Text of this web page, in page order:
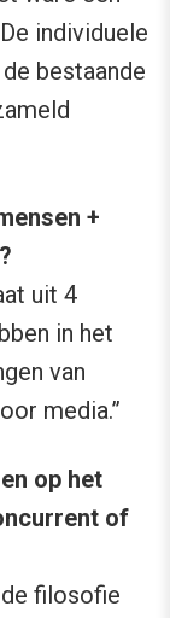
individuele
bestaande
+
uit 4
in het
van
media.”
op het
of
filosofie